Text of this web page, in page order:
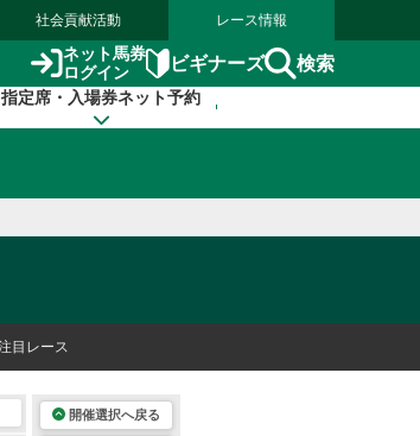
社会貢献活動 レース情報
ネット馬券
ログイン
ビギナーズ 検索
指定席・入場券ネット予約
目レース
開催選択へ戻る